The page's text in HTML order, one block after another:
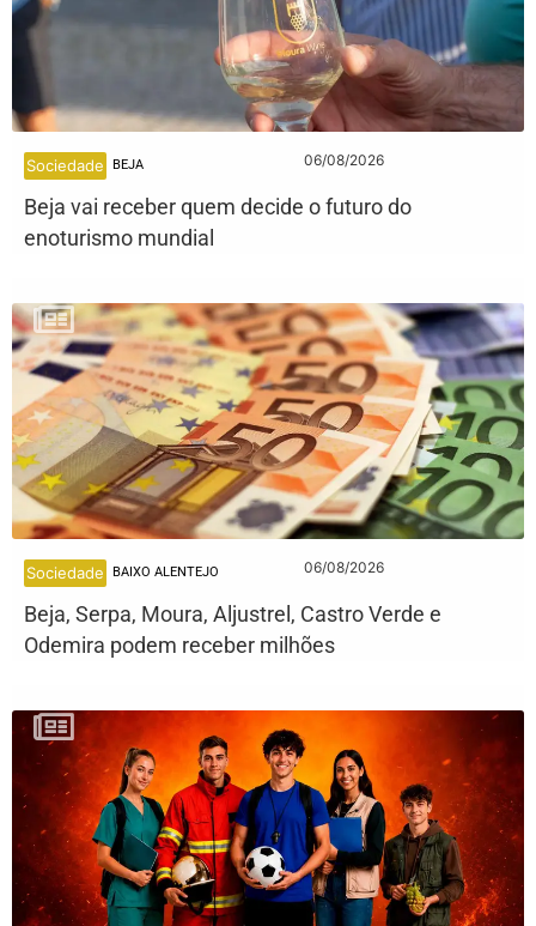
Sociedade BEJA 06/08/2026
Beja vai receber quem decide o futuro do
enoturismo mundial
Sociedade BAIXO ALENTEJO 06/08/2026
Beja, Serpa, Moura, Aljustrel, Castro Verde e
Odemira podem receber milhões